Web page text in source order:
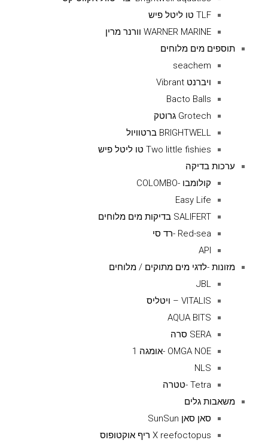
TLF טו ליטל פיש
WARNER MARINE וורנר מרין
תוספים מים מלוחים
seachem
ויברנט Vibrant
Bacto Balls
Grotech גרוטק
BRIGHTWELL ברטוויול
Two little fishies טו ליטל פיש
ערכות בדיקה
קולומבו -COLOMBO
Easy Life
SALIFERT בדיקות מים מלוחים
Red-sea -רד סי
API
מזונות -לדגי מים מתוקים / מלוחים
JBL
VITALIS – ויטליס
AQUA BITS
SERA סרה
OMGA NOE -אומגה 1
NLS
Tetra -טטרה
משאבות גלים
סאן סאן SunSun
X reefoctopus ריף אוקטופוס